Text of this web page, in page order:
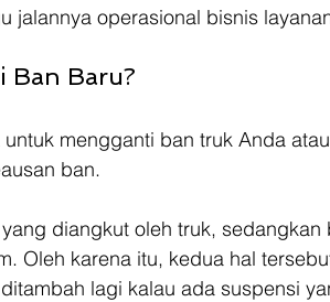
jalannya operasional bisnis
Ban Baru?
mengganti ban truk Anda
ban.
diangkut oleh truk, sedangkan
Oleh karena itu, kedua hal
lagi kalau ada suspensi